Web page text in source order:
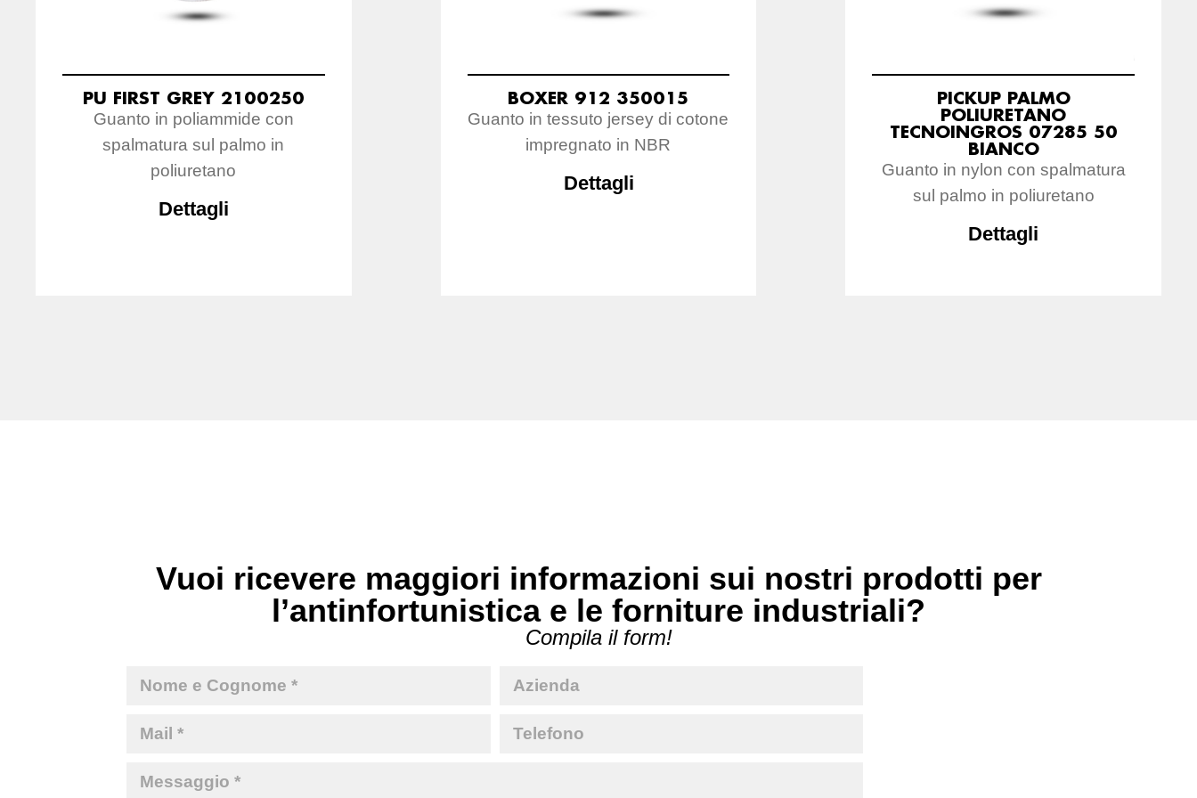
PU FIRST GREY 2100250
Guanto in poliammide con
spalmatura sul palmo in
poliuretano
Dettagli
BOXER 912 350015
Guanto in tessuto jersey di cotone
impregnato in NBR
Dettagli
PICKUP PALMO
POLIURETANO
TECNOINGROS 07285 50
BIANCO
Guanto in nylon con spalmatura
sul palmo in poliuretano
Dettagli
Vuoi ricevere maggiori informazioni sui nostri prodotti per
l’antinfortunistica e le forniture industriali?
Compila il form!